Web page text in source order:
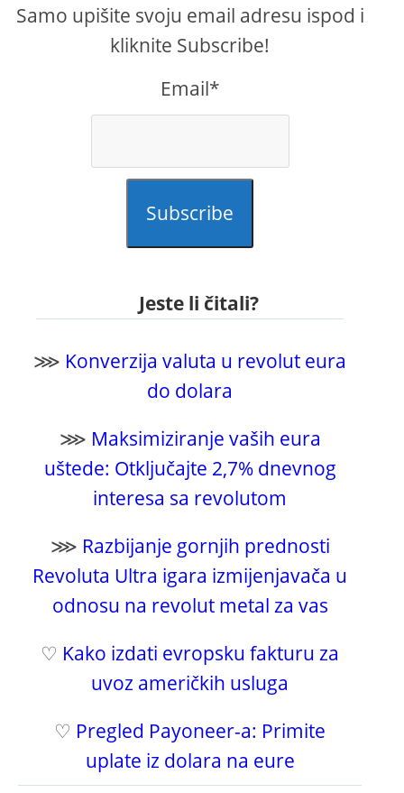
Samo upišite svoju email adresu ispod i
kliknite Subscribe!
Email*
Subscribe
Jeste li čitali?
⋙ Konverzija valuta u revolut eura
do dolara
⋙ Maksimiziranje vaših eura
uštede: Otključajte 2,7% dnevnog
interesa sa revolutom
⋙ Razbijanje gornjih prednosti
Revoluta Ultra igara izmijenjavača u
odnosu na revolut metal za vas
♡ Kako izdati evropsku fakturu za
uvoz američkih usluga
♡ Pregled Payoneer-a: Primite
uplate iz dolara na eure